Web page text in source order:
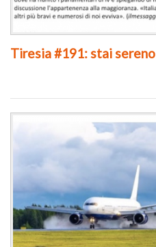
Tiresia #191: stai sereno